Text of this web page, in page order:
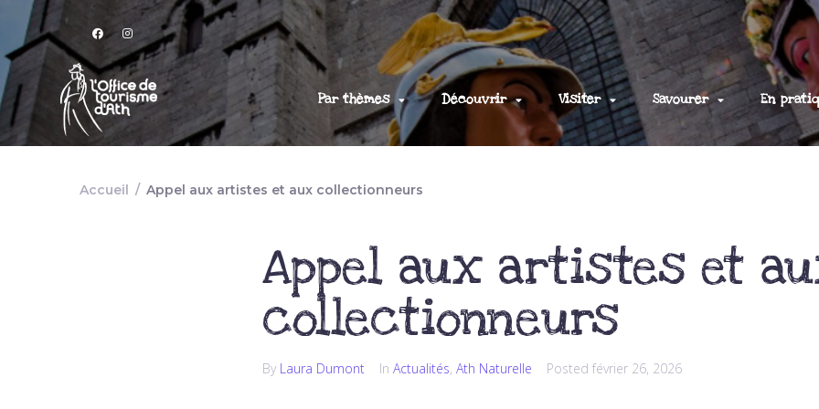
Par thèmes Découvrir Visiter Savourer En
Accueil / Appel aux artistes et aux collectionneurs
Appel aux artistes et
collectionneurs
By Laura Dumont In Actualités, Ath Naturelle Posted février 26, 2026